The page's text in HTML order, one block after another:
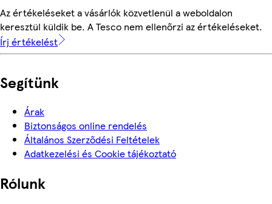
Az értékeléseket a vásárlók közvetlenül a weboldalon
keresztül küldik be. A Tesco nem ellenőrzi az értékeléseket.
Írj értékelést
Segítünk
Árak
Biztonságos online rendelés
Általános Szerződési Feltételek
Adatkezelési és Cookie tájékoztató
Rólunk